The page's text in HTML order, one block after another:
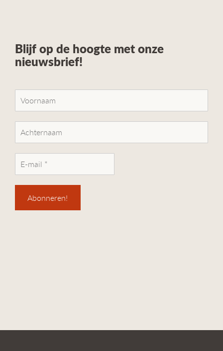
Blijf op de hoogte met onze
nieuwsbrief!